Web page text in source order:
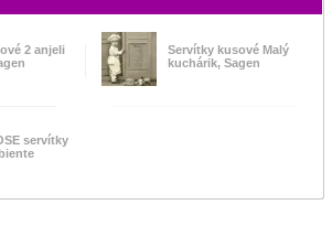
2 anjeli
Servítky kusové Malý
kuchárik, Sagen
servítky